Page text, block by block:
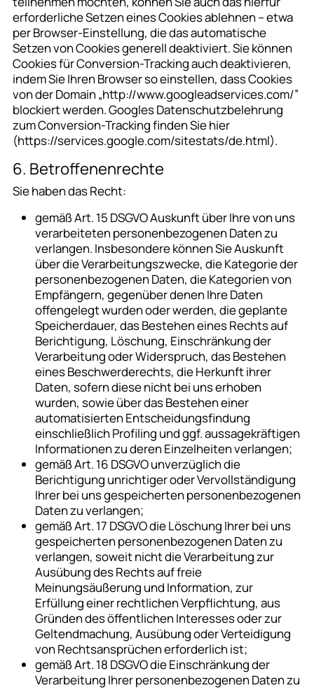
erforderliche Setzen eines Cookies ablehnen – etwa
per Browser-Einstellung, die das automatische
Setzen von Cookies generell deaktiviert. Sie können
Cookies für Conversion-Tracking auch deaktivieren,
indem Sie Ihren Browser so einstellen, dass Cookies
von der Domain „http://www.googleadservices.com/”
blockiert werden. Googles Datenschutzbelehrung
zum Conversion-Tracking finden Sie hier
(https://services.google.com/sitestats/de.html).
6. Betroffenenrechte
Sie haben das Recht:
gemäß Art. 15 DSGVO Auskunft über Ihre von uns
verarbeiteten personenbezogenen Daten zu
verlangen. Insbesondere können Sie Auskunft
über die Verarbeitungszwecke, die Kategorie der
personenbezogenen Daten, die Kategorien von
Empfängern, gegenüber denen Ihre Daten
offengelegt wurden oder werden, die geplante
Speicherdauer, das Bestehen eines Rechts auf
Berichtigung, Löschung, Einschränkung der
Verarbeitung oder Widerspruch, das Bestehen
eines Beschwerderechts, die Herkunft ihrer
Daten, sofern diese nicht bei uns erhoben
wurden, sowie über das Bestehen einer
automatisierten Entscheidungsfindung
einschließlich Profiling und ggf. aussagekräftigen
Informationen zu deren Einzelheiten verlangen;
gemäß Art. 16 DSGVO unverzüglich die
Berichtigung unrichtiger oder Vervollständigung
Ihrer bei uns gespeicherten personenbezogenen
Daten zu verlangen;
gemäß Art. 17 DSGVO die Löschung Ihrer bei uns
gespeicherten personenbezogenen Daten zu
verlangen, soweit nicht die Verarbeitung zur
Ausübung des Rechts auf freie
Meinungsäußerung und Information, zur
Erfüllung einer rechtlichen Verpflichtung, aus
Gründen des öffentlichen Interesses oder zur
Geltendmachung, Ausübung oder Verteidigung
von Rechtsansprüchen erforderlich ist;
gemäß Art. 18 DSGVO die Einschränkung der
Verarbeitung Ihrer personenbezogenen Daten zu